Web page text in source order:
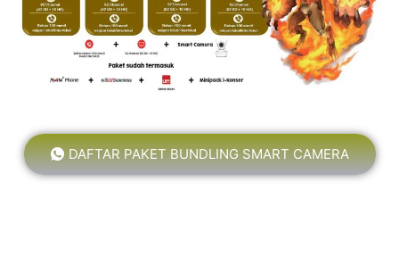
DAFTAR PAKET BUNDLING SMART CAMERA